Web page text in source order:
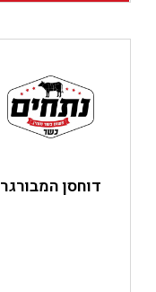
דוחסן המבורגר